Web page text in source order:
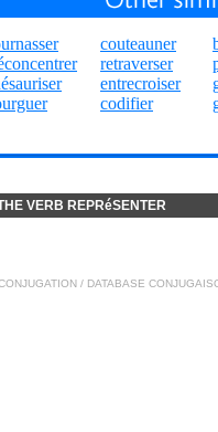
couteauner
retraverser
entrecroiser
codifier
VERB REPRéSENTER
/ DATABASE